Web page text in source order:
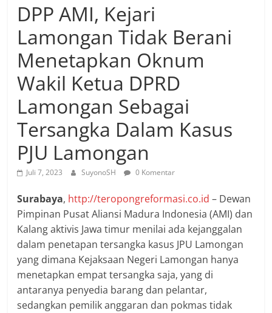
DPP AMI, Kejari
Lamongan Tidak Berani
Menetapkan Oknum
Wakil Ketua DPRD
Lamongan Sebagai
Tersangka Dalam Kasus
PJU Lamongan
Juli 7, 2023 SuyonoSH 0 Komentar
Surabaya, http://teropongreformasi.co.id – Dewan
Pimpinan Pusat Aliansi Madura Indonesia (AMI) dan
Kalang aktivis Jawa timur menilai ada kejanggalan
dalam penetapan tersangka kasus JPU Lamongan
yang dimana Kejaksaan Negeri Lamongan hanya
menetapkan empat tersangka saja, yang di
antaranya penyedia barang dan pelantar,
sedangkan pemilik anggaran dan pokmas tidak